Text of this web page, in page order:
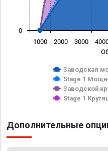
Заводская
Stage 1
Заводской
Stage 1
1000 2000 3000
0
Дополнительные